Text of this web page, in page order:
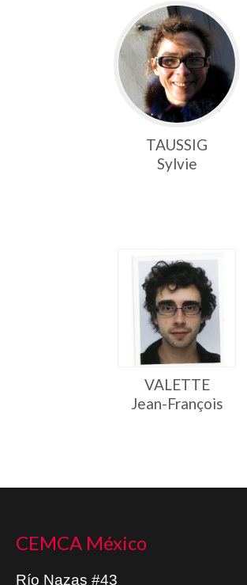
TAUSSIG
Sylvie
VALETTE
Jean-François
CEMCA México
Río Nazas #43